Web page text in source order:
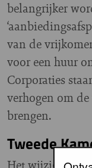
belangrijker
van de
voor een huur
Corporaties
verhogen om
brengen.
Tweede
Het